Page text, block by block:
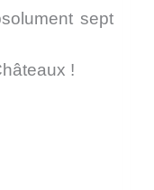
sept
!